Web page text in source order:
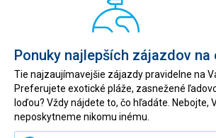
Ponuky najlepších zájazdov na
Tie najzaujímavejšie zájazdy pravidelne na
Preferujete exotické pláže, zasnežené
loďou? Vždy nájdete to, čo hľadáte. Nebojte,
neposkytneme nikomu inému.